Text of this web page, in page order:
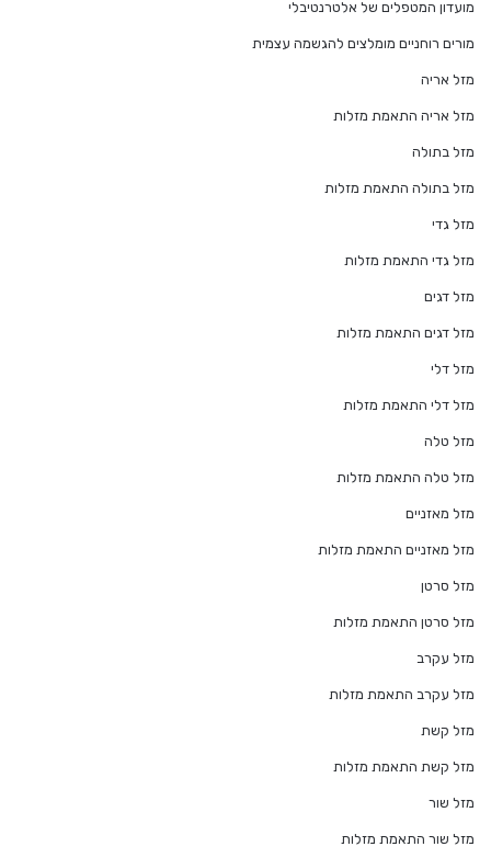
מועדון המטפלים של אלטרנטיבלי
מורים רוחניים מומלצים להגשמה עצמית
מזל אריה
מזל אריה התאמת מזלות
מזל בתולה
מזל בתולה התאמת מזלות
מזל גדי
מזל גדי התאמת מזלות
מזל דגים
מזל דגים התאמת מזלות
מזל דלי
מזל דלי התאמת מזלות
מזל טלה
מזל טלה התאמת מזלות
מזל מאזניים
מזל מאזניים התאמת מזלות
מזל סרטן
מזל סרטן התאמת מזלות
מזל עקרב
מזל עקרב התאמת מזלות
מזל קשת
מזל קשת התאמת מזלות
מזל שור
מזל שור התאמת מזלות